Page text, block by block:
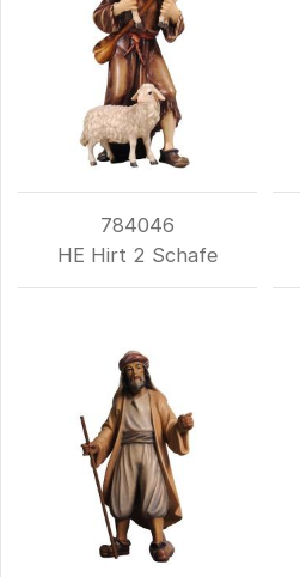
784046
HE Hirt 2 Schafe